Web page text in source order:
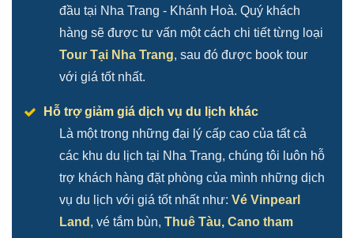
đầu tại Nha Trang - Khánh Hoà. Quý khách
hàng sẽ được tư vấn một cách chi tiết từng loại
Tour Tại Nha Trang, sau đó được book tour
với giá tốt nhất.
Hỗ trợ giảm giá dịch vụ du lịch khác
Là một trong những đại lý cấp cao của tất cả
các khu du lịch tại Nha Trang, chúng tôi luôn hỗ
trợ khách hàng đặt phòng của mình những dịch
vụ du lịch với giá tốt nhất như: Vé Vinpearl
Land , vé tắm bùn, Thuê Tàu, Cano tham